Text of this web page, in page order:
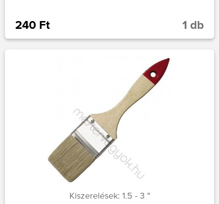
240 Ft 1 db
Kiszerelések: 1.5 - 3 "